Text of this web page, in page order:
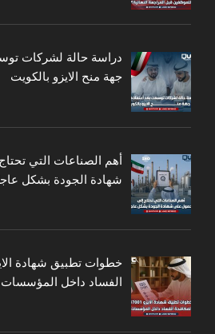
دراسة حالة لشركات
جهة منح الايزو بالكويت
أهم الصناعات التي
شهادة الجودة بشكل
الفساد داخل المؤسسات